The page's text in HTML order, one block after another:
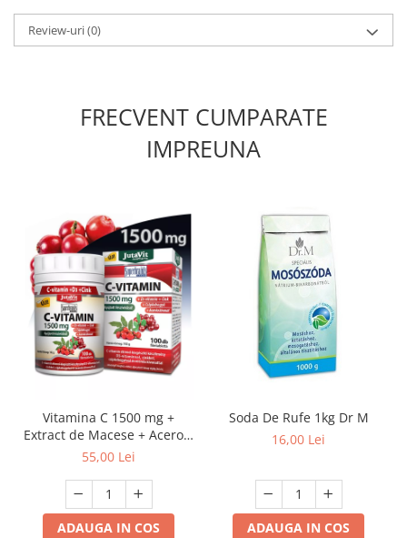
Review-uri(0)
FRECVENT CUMPARATE
IMPREUNA
Vitamina C 1500 mg +
Extract de Macese + Acerola
+ Vitamina D3 100 tablete
55,00 Lei
ADAUGA IN COS
Soda De Rufe 1kg Dr M
16,00 Lei
ADAUGA IN COS